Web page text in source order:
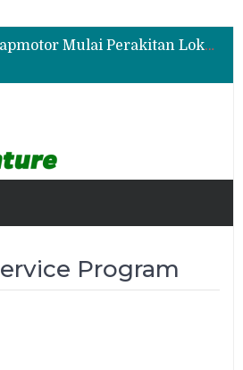
Test Drive Suzuki Fronx SGX Hybrid Kuro di GIIAS 2026, Peserta Soroti Desain Sporty dan DVR
Leapmotor Mulai Perakitan Lokal di Indonesia, B10 dan C10 Jadi Model Perdana
Program